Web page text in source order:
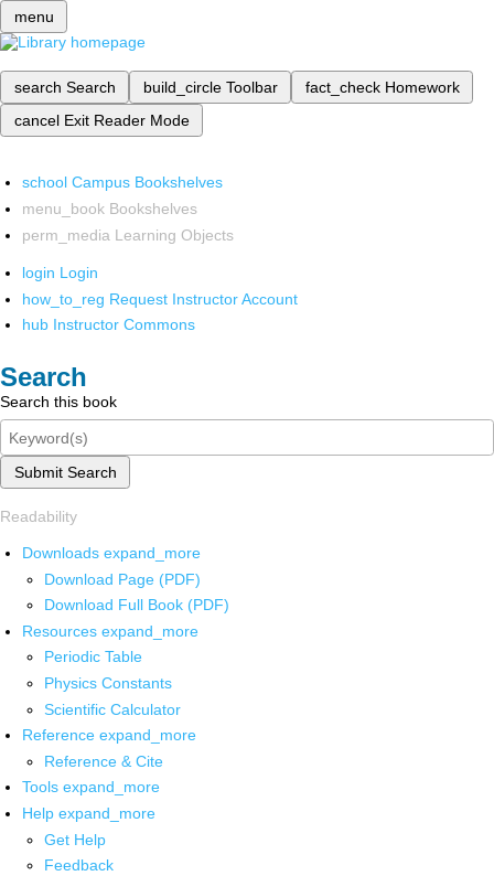
menu
search Search build_circle Toolbar fact_check Homework
cancel Exit Reader Mode
school Campus Bookshelves
menu_book Bookshelves
perm_media Learning Objects
login Login
how_to_reg Request Instructor Account
hub Instructor Commons
Search
Search this book
Submit Search
Readability
Downloads expand_more
Download Page (PDF)
Download Full Book (PDF)
Resources expand_more
Periodic Table
Physics Constants
Scientific Calculator
Reference expand_more
Reference & Cite
Tools expand_more
Help expand_more
Get Help
Feedback